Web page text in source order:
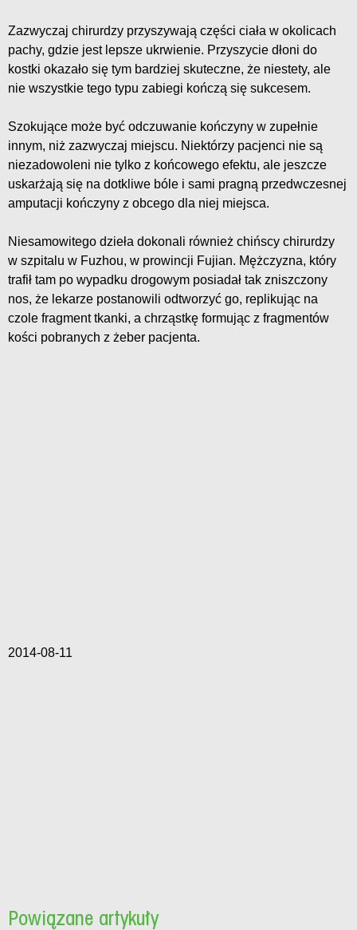
Zazwyczaj chirurdzy przyszywają części ciała w okolicach
pachy, gdzie jest lepsze ukrwienie. Przyszycie dłoni do
kostki okazało się tym bardziej skuteczne, że niestety, ale
nie wszystkie tego typu zabiegi kończą się sukcesem.
Szokujące może być odczuwanie kończyny w zupełnie
innym, niż zazwyczaj miejscu. Niektórzy pacjenci nie są
niezadowoleni nie tylko z końcowego efektu, ale jeszcze
uskarżają się na dotkliwe bóle i sami pragną przedwczesnej
amputacji kończyny z obcego dla niej miejsca.
Niesamowitego dzieła dokonali również chińscy chirurdzy
w szpitalu w Fuzhou, w prowincji Fujian. Mężczyzna, który
trafił tam po wypadku drogowym posiadał tak zniszczony
nos, że lekarze postanowili odtworzyć go, replikując na
czole fragment tkanki, a chrząstkę formując z fragmentów
kości pobranych z żeber pacjenta.
2014-08-11
Powiązane artykuły